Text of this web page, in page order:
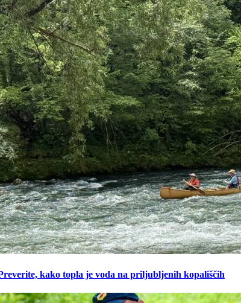
kako topla je voda na priljubljenih kopališčih